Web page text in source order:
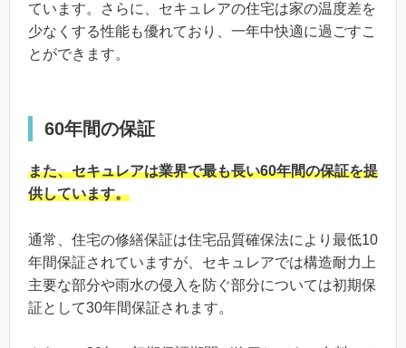
ています。さらに、セキュレアの住宅は家の温度差を
少なくする性能も優れており、一年中快適に過ごすこ
とができます。
60年間の保証
また、セキュレアは業界で最も長い60年間の保証を提
供しています。
通常、住宅の修繕保証は住宅品質確保法により最低10
年間保証されていますが、セキュレアでは構造耐力上
主要な部分や雨水の侵入を防ぐ部分については初期保
証として30年間保証されます。